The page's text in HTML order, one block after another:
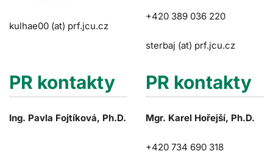
kulhae00 (at) prf.jcu.cz
+420 389 036 220
sterbaj (at) prf.jcu.cz
PR kontakty
Ing. Pavla Fojtíková, Ph.D.
PR kontakty
Mgr. Karel Hořejší, Ph.D.
+420 734 690 318